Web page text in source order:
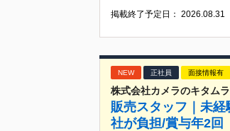
掲載終了予定日：2026.08.31
NEW 正社員 面接情報有
株式会社カメラのキタム
販売スタッフ｜未
社が負担/賞与年2回